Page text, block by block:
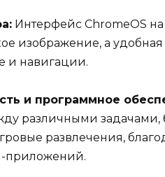
Интерфейс ChromeOS
изображение, а
и навигации.
и программное
различными задачами,
развлечения,
приложений.